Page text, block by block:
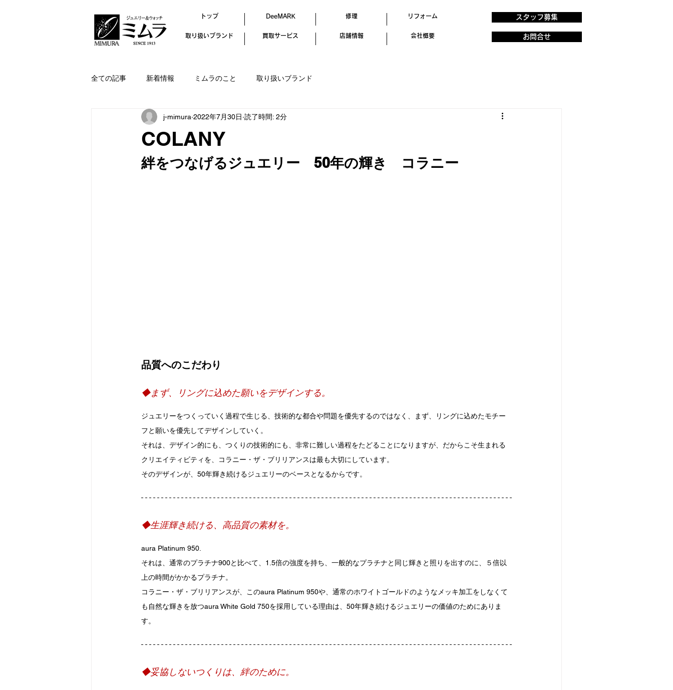
トップ DeeMARK 修理 リフォーム
取り扱いブランド 買取サービス 店舗情報 会社概要
スタッフ募集
お問合せ
全ての記事 新着情報 ミムラのこと 取り扱いブランド
COLANY
j-mimura 2022年7月30日 読了時間: 2分
絆をつなげるジュエリー　50年の輝き　コラニー
品質へのこだわり
◆まず、リングに込めた願いをデザインする。
ジュエリーをつくっていく過程で生じる、技術的な都合や問題を優先するのではなく、まず、リングに込めたモチー
フと願いを優先してデザインしていく。
それは、デザイン的にも、つくりの技術的にも、非常に難しい過程をたどることになりますが、だからこそ生まれる
クリエイティビティを、コラニー・ザ・ブリリアンスは最も大切にしています。
そのデザインが、50年輝き続けるジュエリーのベースとなるからです。
◆生涯輝き続ける、高品質の素材を。
aura Platinum 950.
それは、通常のプラチナ900と比べて、1.5倍の強度を持ち、一般的なプラチナと同じ輝きと照りを出すのに、５倍以
上の時間がかかるプラチナ。
コラニー・ザ・ブリリアンスが、このaura Platinum 950や、通常のホワイトゴールドのようなメッキ加工をしなくて
も自然な輝きを放つaura White Gold 750を採用している理由は、50年輝き続けるジュエリーの価値のためにありま
す。
◆妥協しないつくりは、絆のために。